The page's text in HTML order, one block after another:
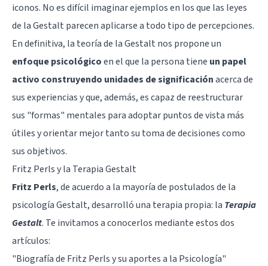
iconos. No es difícil imaginar ejemplos en los que las leyes
de la Gestalt parecen aplicarse a todo tipo de percepciones.
En definitiva, la teoría de la Gestalt nos propone un
enfoque psicológicoen el que la persona tiene un papel
activo construyendo unidades de significaciónacerca de
sus experiencias y que, además, es capaz de reestructurar
sus "formas" mentales para adoptar puntos de vista más
útiles y orientar mejor tanto su toma de decisiones como
sus objetivos.
Fritz Perls y la Terapia Gestalt
Fritz Perls, de acuerdo a la mayoría de postulados de la
psicología Gestalt, desarrolló una terapia propia: la Terapia
Gestalt. Te invitamos a conocerlos mediante estos dos
artículos:
"Biografía de Fritz Perls y su aportes a la Psicología"